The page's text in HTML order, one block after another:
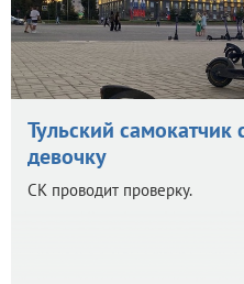
Тульский
девочку
СК проводит проверку.